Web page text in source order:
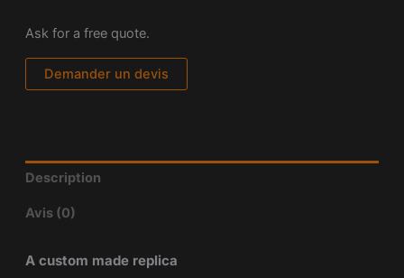
Ask for a free quote.
Demander un devis
Description
Avis (0)
A custom made replica